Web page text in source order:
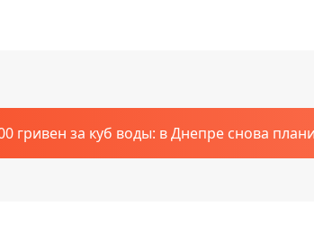
гривен за куб воды: в Днепре снова